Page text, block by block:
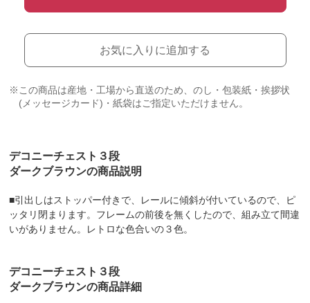
お気に入りに追加する
※この商品は産地・工場から直送のため、のし・包装紙・挨拶状
(メッセージカード)・紙袋はご指定いただけません。
デコニーチェスト３段
ダークブラウンの商品説明
■引出しはストッパー付きで、レールに傾斜が付いているので、ピ
ッタリ閉まります。フレームの前後を無くしたので、組み立て間違
いがありません。レトロな色合いの３色。
デコニーチェスト３段
ダークブラウンの商品詳細